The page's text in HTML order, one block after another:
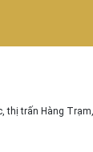
thị trấn Hàng